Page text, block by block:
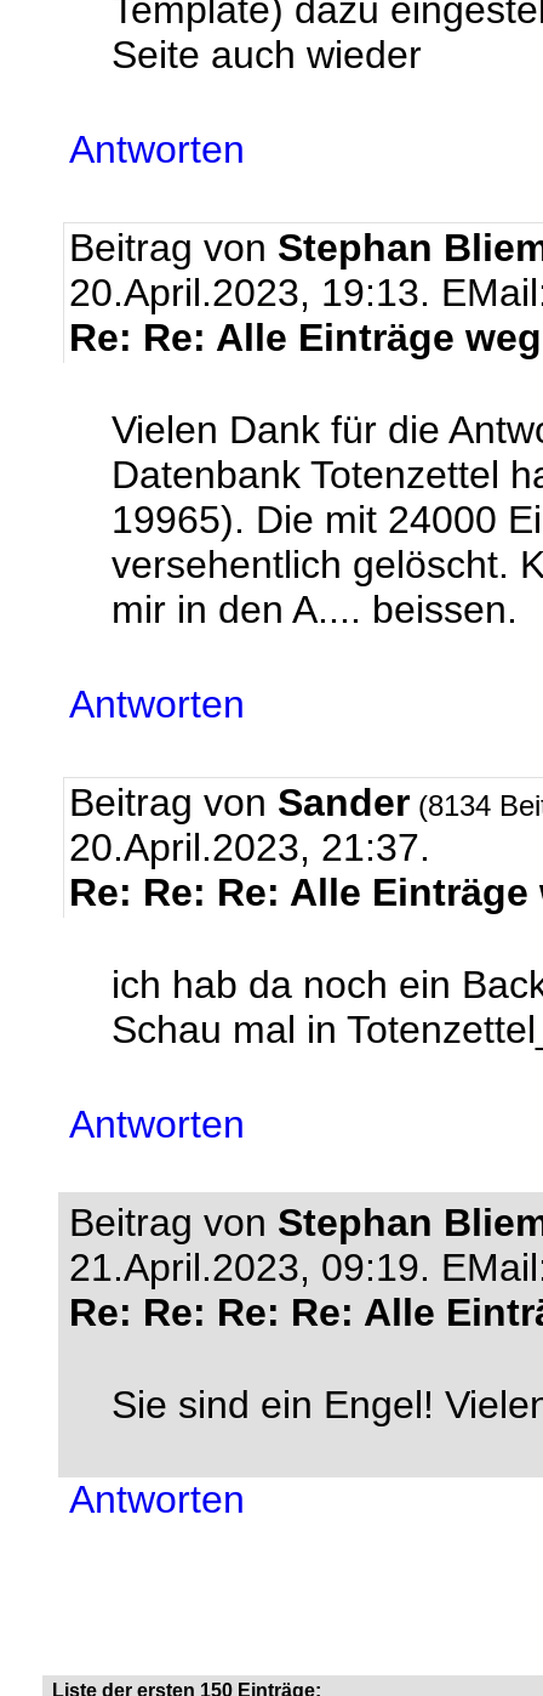
Template) dazu
Seite auch wieder
Antworten
Beitrag von Stephan
20.April.2023, 19:13.
Re: Re: Alle Einträge weg
Vielen Dank für die
Datenbank Totenzettel
19965). Die mit 24000
versehentlich gelöscht.
mir in den A.... beissen.
Antworten
Beitrag von Sander (8134
20.April.2023, 21:37.
Re: Re: Re: Alle Einträge
ich hab da noch ein
Schau mal in
Antworten
Beitrag von Stephan
21.April.2023, 09:19.
Re: Re: Re: Re: Alle
Sie sind ein Engel!
Antworten
Liste der ersten 150 Einträge: